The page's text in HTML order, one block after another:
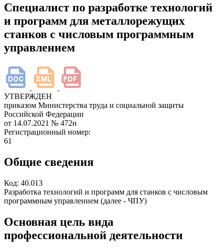
Специалист по разработке технологий
и программ для металлорежущих
станков с числовым программным
управлением
УТВЕРЖДЕН
приказом Министерства труда и социальной защиты
Российской Федерации
от 14.07.2021 № 472н
Регистрационный номер:
61
Общие сведения
Код: 40.013
Разработка технологий и программ для станков с числовым
программным управлением (далее - ЧПУ)
Основная цель вида
профессиональной деятельности